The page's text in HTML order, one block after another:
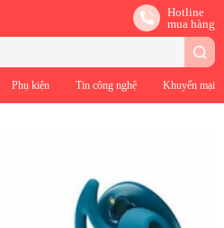
Hotline
mua hàng
Phụ kiện Tin công nghệ Khuyến mại